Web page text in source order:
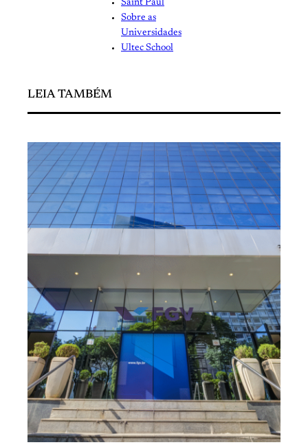
Saint Paul
Sobre as
Universidades
Ultec School
LEIA TAMBÉM